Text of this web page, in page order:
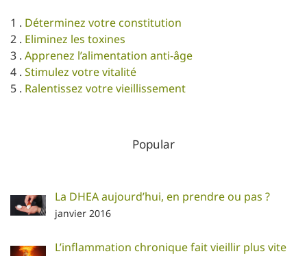
1 . Déterminez votre constitution
2 . Eliminez les toxines
3 . Apprenez l’alimentation anti-âge
4 . Stimulez votre vitalité
5 . Ralentissez votre vieillissement
Popular
La DHEA aujourd’hui, en prendre ou pas ?
janvier 2016
L’inflammation chronique fait vieillir plus vite